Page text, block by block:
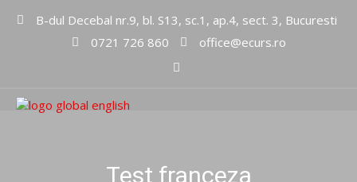
B-dul Decebal nr.9, bl. S13, sc.1, ap.4, sect. 3, Bucuresti
0721 726 860
office@ecurs.ro
Test franceza